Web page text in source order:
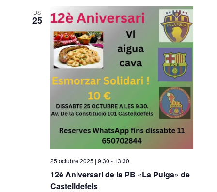
DS
25
12è Aniversari de la PB «La Pulga» de
Castelldefels
25 octubre 2025 | 9:30 - 13:30